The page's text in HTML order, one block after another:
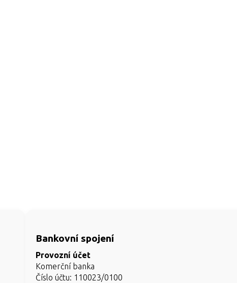
Bankovní spojení
Provozní účet
Komerční banka
Číslo účtu: 110023/0100